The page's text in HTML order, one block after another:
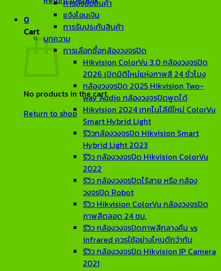
0
Cart
No products in the cart.
Return to shop
การสั่งซื้อสินค้า
แจ้งโอนเงิน
การรับประกันสินค้า
บทความ
การเลือกซื้อกล้องวงจรปิด
Hikvision ColorVu 3.0 กล้องวงจรปิด
2026 เปิดมิติใหม่แห่งภาพสี 24 ชั่วโมง
กล้องวงจรปิด 2025 Hikvision Two-
way Audio กล้องวงจรปิดพูดได้
Hikvision 2024 เทคโนโลียีใหม่ ColorVu
Smart Hybrid Light
รีวิวกล้องวงจรปิด Hikvision Smart
Hybrid Light 2023
รีวิว กล้องวงจรปิด Hikvision ColorVu
2022
รีวิว กล้องวงจรปิดไร้สาย หรือ กล้อง
วงจรปิด Robot
รีวิว Hikvision ColorVu กล้องวงจรปิด
ภาพสีตลอด 24 ชม.
รีวิว กล้องวงจรปิดภาพสีกลางคืน vs
infrared ควรใช้อย่างไหนดีกว่ากัน
รีวิว กล้องวงจรปิด Hikvision IP Camera
2021